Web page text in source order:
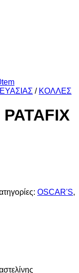
/ ΚΟΛΛΕΣ
OSCAR'S,